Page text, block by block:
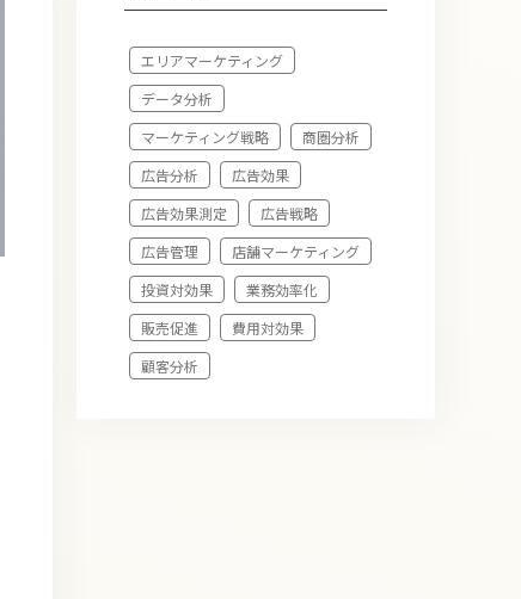
エリアマーケティング
データ分析
マーケティング戦略
商圏分析
広告分析
広告効果
広告効果測定
広告戦略
広告管理
店舗マーケティング
投資対効果
業務効率化
販売促進
費用対効果
顧客分析